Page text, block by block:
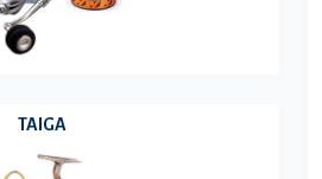
TAIGA